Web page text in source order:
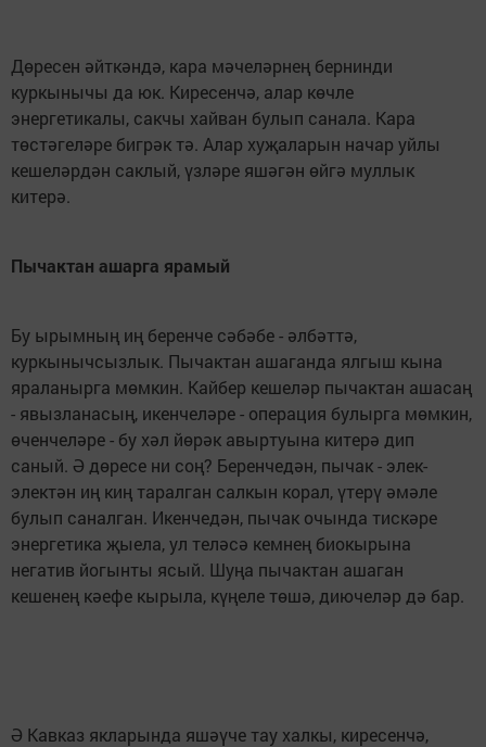
Дөресен әйткәндә, кара мәчеләрнең бернинди
куркынычы да юк. Киресенчә, алар көчле
энергетикалы, сакчы хайван булып санала. Кара
төстәгеләре бигрәк тә. Алар хуҗаларын начар уйлы
кешеләрдән саклый, үзләре яшәгән өйгә муллык
китерә.
Пычактан ашарга ярамый
Бу ырымның иң беренче сәбәбе - әлбәттә,
куркынычсызлык. Пычактан ашаганда ялгыш кына
яраланырга мөмкин. Кайбер кешеләр пычактан ашасаң
- явызланасың, икенчеләре - операция булырга мөмкин,
өченчеләре - бу хәл йөрәк авыртуына китерә дип
саный. Ә дөресе ни соң? Беренчедән, пычак - элек-
электән иң киң таралган салкын корал, үтерү әмәле
булып саналган. Икенчедән, пычак очында тискәре
энергетика җыела, ул теләсә кемнең биокырына
негатив йогынты ясый. Шуңа пычактан ашаган
кешенең кәефе кырыла, күңеле төшә, диючеләр дә бар.
Ә Кавказ якларында яшәүче тау халкы, киресенчә,